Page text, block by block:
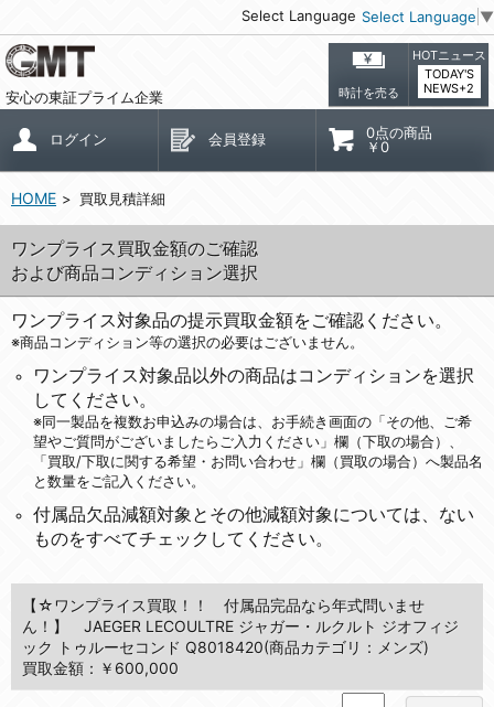
Select Language Select Language ▼
安心の東証プライム企業 時計を売る
HOTニュース
TODAY'S
NEWS+2
ログイン 会員登録
0点の商品
￥0
HOME 買取見積詳細
ワンプライス買取金額のご確認
および商品コンディション選択
ワンプライス対象品の提示買取金額をご確認ください。
※商品コンディション等の選択の必要はございません。
ワンプライス対象品以外の商品はコンディションを選択
してください。
※同一製品を複数お申込みの場合は、お手続き画面の「その他、ご希
望やご質問がございましたらご入力ください」欄（下取の場合）、
「買取/下取に関する希望・お問い合わせ」欄（買取の場合）へ製品名
と数量をご記入ください。
付属品欠品減額対象とその他減額対象については、ない
ものをすべてチェックしてください。
【☆ワンプライス買取！！ 付属品完品なら年式問いませ
ん！】 JAEGER LECOULTRE ジャガー・ルクルト ジオフィジ
ック トゥルーセコンド Q8018420(商品カテゴリ：メンズ)
買取金額：￥600,000